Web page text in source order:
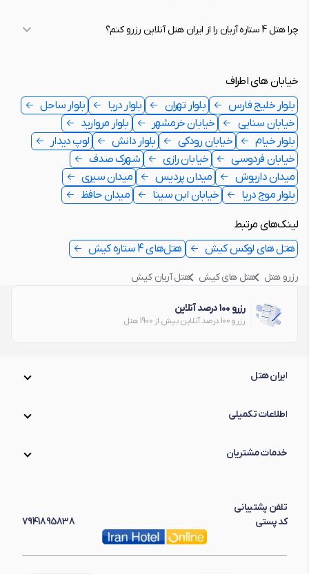
چرا هتل 4 ستاره آریان را از ایران هتل آنلاین رزرو کنم؟
خیابان های اطراف
بلوار خلیج فارس
بلوار تهران بلوار دریا
بلوار ساحل
خیابان سنایی
خیابان خرمشهر
بلوار مروارید
بلوار خیام
خیابان رودکی بلوار دانش
لوپ دیدار
خیابان فردوسی
خیابان رازی
شهرک صدف
میدان داریوش
میدان پردیس
میدان سیری
بلوار موج دریا
خیابان ابن سینا میدان حافظ
لینک‌های مرتبط
هتل های لوکس کیش
هتل‌های 4 ستاره کیش
رزرو هتل هتل های کیش هتل آریان کیش
رزرو 100 درصد آنلاین
رزرو 100 درصد آنلاین بیش از 1900 هتل
ایران هتل
اطلاعات تکمیلی
خدمات مشتریان
تلفن پشتیبانی
کد پستی
7941895838